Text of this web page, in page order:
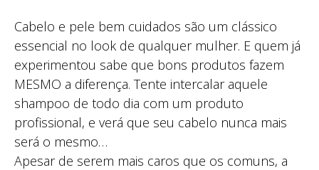
Cabelo e pele bem cuidados são um clássico
essencial no look de qualquer mulher. E quem já
experimentou sabe que bons produtos fazem
MESMO a diferença. Tente intercalar aquele
shampoo de todo dia com um produto
profissional, e verá que seu cabelo nunca mais
será o mesmo…
Apesar de serem mais caros que os comuns, a